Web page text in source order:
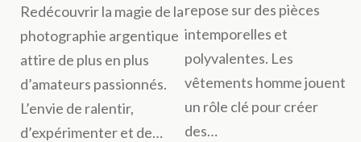
Maîtriser
photographie
argentique
Redécouvrir la magie de la
photographie argentique
attire de plus en plus
d’amateurs passionnés.
L’envie de ralentir,
d’expérimenter et de…
repose sur des pièces
intemporelles et
polyvalentes. Les
vêtements homme jouent
un rôle clé pour créer
des…